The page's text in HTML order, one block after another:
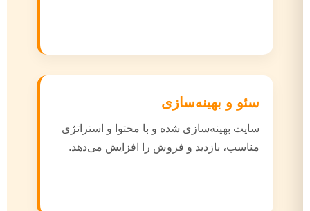
سئو و بهینه‌سازی
سایت بهینه‌سازی شده و با محتوا و استراتژی
مناسب، بازدید و فروش را افزایش می‌دهد.